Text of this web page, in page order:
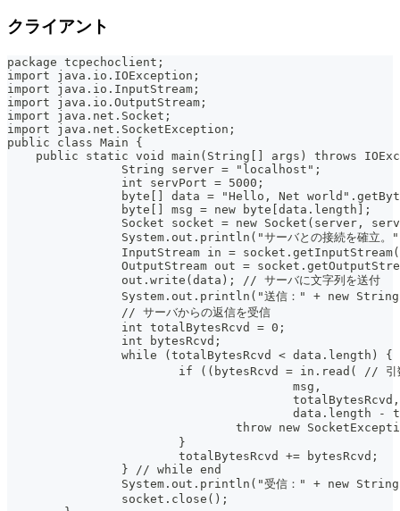
クライアント
package tcpechoclient;
import java.io.IOException;
import java.io.InputStream;
import java.io.OutputStream;
import java.net.Socket;
import java.net.SocketException;
public class Main {
public static void main(String[] args) throws
		String server = "localhost";
		int servPort = 5000;
byte[] data = "Hello, Net
		byte[] msg = new byte[data.length];
Socket socket = new Socket(server,
System.out.println("サーバとの接続を確立。
InputStream in =
OutputStream out =
		out.write(data); // サーバに文字列を送付
System.out.println("送信：" + new
		// サーバからの返信を受信
		int totalBytesRcvd = 0;
		int bytesRcvd;
while (totalBytesRcvd < data.length) {
if ((bytesRcvd = in.read( // 引
					msg,
					totalBytesRcvd,
data.length
throw new
			}
			totalBytesRcvd += bytesRcvd;
		} // while end
System.out.println("受信：" + new
		socket.close();